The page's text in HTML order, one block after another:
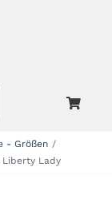
- Größen
Liberty Lady